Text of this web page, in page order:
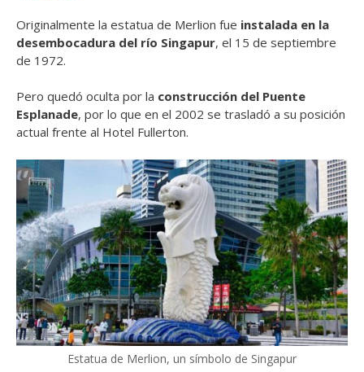
Originalmente la estatua de Merlion fue instalada en la
desembocadura del río Singapur, el 15 de septiembre
de 1972.
Pero quedó oculta por la construcción del Puente
Esplanade, por lo que en el 2002 se trasladó a su posición
actual frente al Hotel Fullerton.
Estatua de Merlion, un símbolo de Singapur